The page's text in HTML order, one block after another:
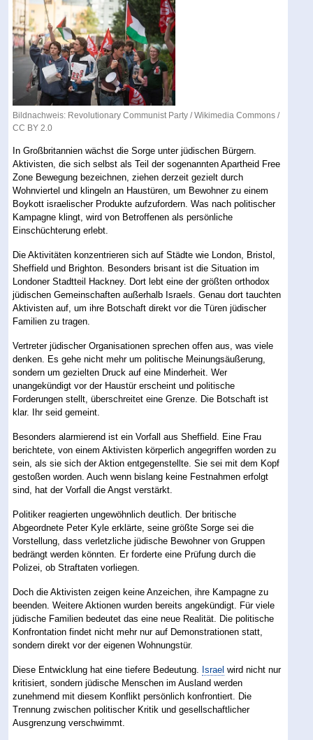
Bildnachweis: Revolutionary Communist Party /Wikimedia Commons /
CC BY 2.0
In Großbritannien wächst die Sorge unter jüdischen Bürgern.
Aktivisten, die sich selbst als Teil der sogenannten Apartheid Free
Zone Bewegung bezeichnen, ziehen derzeit gezielt durch
Wohnviertel und klingeln an Haustüren, um Bewohner zu einem
Boykott israelischer Produkte aufzufordern. Was nach politischer
Kampagne klingt, wird von Betroffenen als persönliche
Einschüchterung erlebt.
Die Aktivitäten konzentrieren sich auf Städte wie London, Bristol,
Sheffield und Brighton. Besonders brisant ist die Situation im
Londoner Stadtteil Hackney. Dort lebt eine der größten orthodox
jüdischen Gemeinschaften außerhalb Israels. Genau dort tauchten
Aktivisten auf, um ihre Botschaft direkt vor die Türen jüdischer
Familien zu tragen.
Vertreter jüdischer Organisationen sprechen offen aus, was viele
denken. Es gehe nicht mehr um politische Meinungsäußerung,
sondern um gezielten Druck auf eine Minderheit. Wer
unangekündigt vor der Haustür erscheint und politische
Forderungen stellt, überschreitet eine Grenze. Die Botschaft ist
klar. Ihr seid gemeint.
Besonders alarmierend ist ein Vorfall aus Sheffield. Eine Frau
berichtete, von einem Aktivisten körperlich angegriffen worden zu
sein, als sie sich der Aktion entgegenstellte. Sie sei mit dem Kopf
gestoßen worden. Auch wenn bislang keine Festnahmen erfolgt
sind, hat der Vorfall die Angst verstärkt.
Politiker reagierten ungewöhnlich deutlich. Der britische
Abgeordnete Peter Kyle erklärte, seine größte Sorge sei die
Vorstellung, dass verletzliche jüdische Bewohner von Gruppen
bedrängt werden könnten. Er forderte eine Prüfung durch die
Polizei, ob Straftaten vorliegen.
Doch die Aktivisten zeigen keine Anzeichen, ihre Kampagne zu
beenden. Weitere Aktionen wurden bereits angekündigt. Für viele
jüdische Familien bedeutet das eine neue Realität. Die politische
Konfrontation findet nicht mehr nur auf Demonstrationen statt,
sondern direkt vor der eigenen Wohnungstür.
Diese Entwicklung hat eine tiefere Bedeutung. Israel wird nicht nur
kritisiert, sondern jüdische Menschen im Ausland werden
zunehmend mit diesem Konflikt persönlich konfrontiert. Die
Trennung zwischen politischer Kritik und gesellschaftlicher
Ausgrenzung verschwimmt.